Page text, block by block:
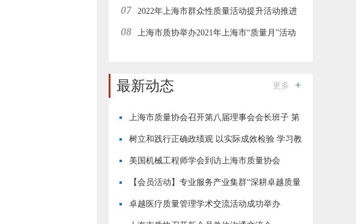
布活动”上海地区经验分享与推进工作会在线举行
07 2022年上海市群众性质量活动提升活动推进
工作集团型会员企业在线研讨会成功举办
08 上海市质协举办2021年上海市“质量月”活动
最新动态 更多
上海市质量协会召开第八届理事会会长班子 第
四次会议
树立和践行正确政绩观 以实际成效检验 学习教
育成果
美国机械工程师学会到访上海市质量协会
【会员活动】专业服务产业集群“深耕卓越质量
·恪守用户初心”现场交流活动成功举行
卓越医疗质量管理学术交流活动成功举办